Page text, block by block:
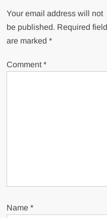
Your email address will not
be published. Required
are marked*
Comment*
Name*